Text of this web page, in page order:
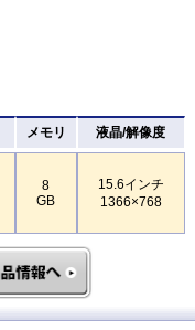
メモリ 液晶/解像度
8
GB
15.6インチ
1366×768